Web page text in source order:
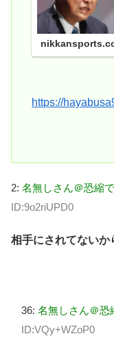
https://
2: 名無しさん＠恐縮
ID:9o2riUPD0
相手にされてない
36: 名無しさん＠恐
ID:VQy+WZoP0